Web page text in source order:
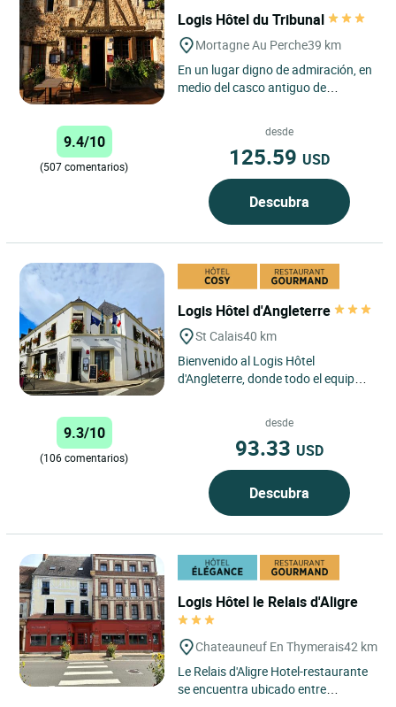
Logis Hôtel du Tribunal
Mortagne Au Perche39 km
En un lugar digno de admiración, en
medio del casco antiguo de
9.4/10
(507 comentarios)
desde
125.59 USD
Descubra
Logis Hôtel d'Angleterre
St Calais40 km
Bienvenido al Logis Hôtel
d'Angleterre, donde todo el equipo le
9.3/10
(106 comentarios)
desde
93.33 USD
Descubra
Logis Hôtel le Relais d'Aligre
Chateauneuf En Thymerais42 km
Le Relais d'Aligre Hotel-restaurante
se encuentra ubicado entre